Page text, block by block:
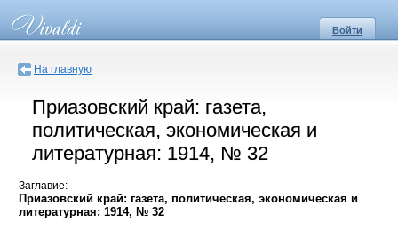
Войти
На главную
Приазовский край: газета,
политическая, экономическая и
литературная: 1914, № 32
Заглавие:
Приазовский край: газета, политическая, экономическая и
литературная: 1914, № 32